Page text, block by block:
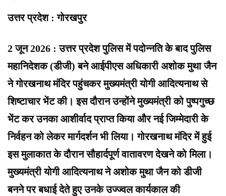
उत्तर प्रदेश : गोरखपुर
2 जून 2026 : उत्तर प्रदेश पुलिस में पदोन्नति के बाद पुलिस
महानिदेशक (डीजी) बने आईपीएस अधिकारी अशोक मुथा जैन
ने गोरखनाथ मंदिर पहुंचकर मुख्यमंत्री योगी आदित्यनाथ से
शिष्टाचार भेंट की। इस दौरान उन्होंने मुख्यमंत्री को पुष्पगुच्छ
भेंट कर उनका आशीर्वाद प्राप्त किया और नई जिम्मेदारी के
निर्वहन को लेकर मार्गदर्शन भी लिया। गोरखनाथ मंदिर में हुई
इस मुलाकात के दौरान सौहार्दपूर्ण वातावरण देखने को मिला।
मुख्यमंत्री योगी आदित्यनाथ ने अशोक मुथा जैन को डीजी
बनने पर बधाई देते हुए उनके उज्ज्वल कार्यकाल की